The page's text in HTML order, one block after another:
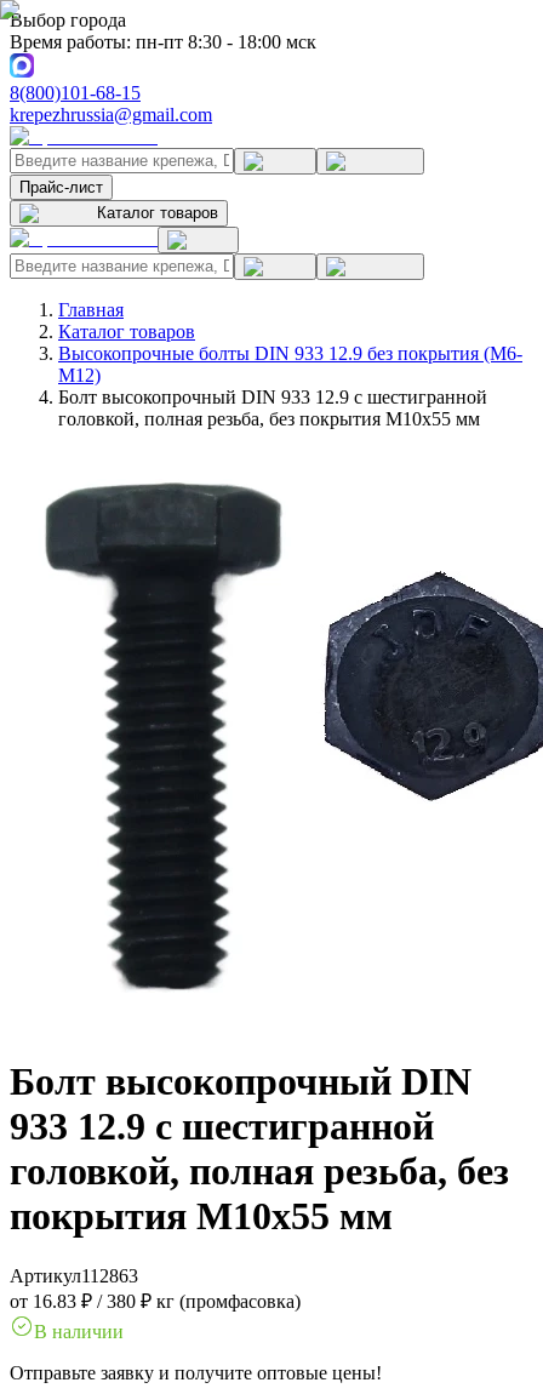
Выбор города
Время работы: пн-пт 8:30 - 18:00 мск
8(800)101-68-15
krepezhrussia@gmail.com
Прайс-лист
Каталог товаров
Главная
Каталог товаров
Высокопрочные болты DIN 933 12.9 без покрытия (M6-
M12)
Болт высокопрочный DIN 933 12.9 с шестигранной
головкой, полная резьба, без покрытия M10x55 мм
Болт высокопрочный DIN
933 12.9 с шестигранной
головкой, полная резьба, без
покрытия M10x55 мм
Артикул112863
от 16.83 ₽ /380 ₽ кг (промфасовка)
В наличии
Отправьте заявку и получите оптовые цены!